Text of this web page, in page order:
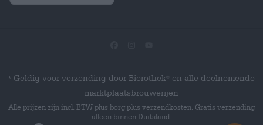
* Geldig voor verzending door Bierothek ®
en alle deelnemende
marktplaatsbrouwerijen
Alle prijzen zijn incl. BTW plus borg plus verzendkosten. Gratis verzending
alleen binnen Duitsland.